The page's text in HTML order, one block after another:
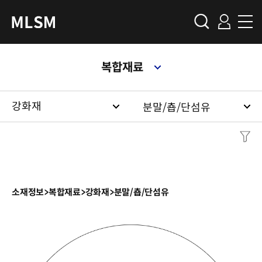
복합재료
강화재 분말/춉/단섬유
소재정보>복합재료>강화재>분말/춉/단섬유